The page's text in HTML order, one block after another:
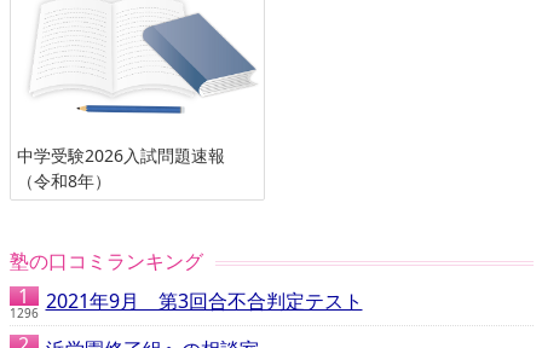
中学受験2026入試問題速報
（令和8年）
塾の口コミランキング
1296 2021年9月 第3回合不合判定テスト